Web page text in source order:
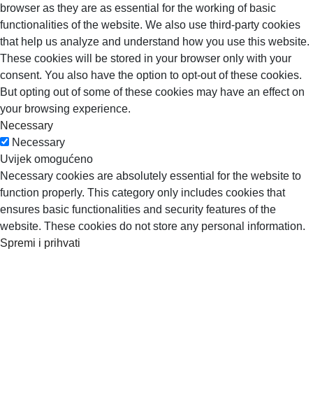
browser as they are as essential for the working of basic
functionalities of the website. We also use third-party cookies
that help us analyze and understand how you use this website.
These cookies will be stored in your browser only with your
consent. You also have the option to opt-out of these cookies.
But opting out of some of these cookies may have an effect on
your browsing experience.
Necessary
Necessary
Uvijek omogućeno
Necessary cookies are absolutely essential for the website to
function properly. This category only includes cookies that
ensures basic functionalities and security features of the
website. These cookies do not store any personal information.
Spremi i prihvati